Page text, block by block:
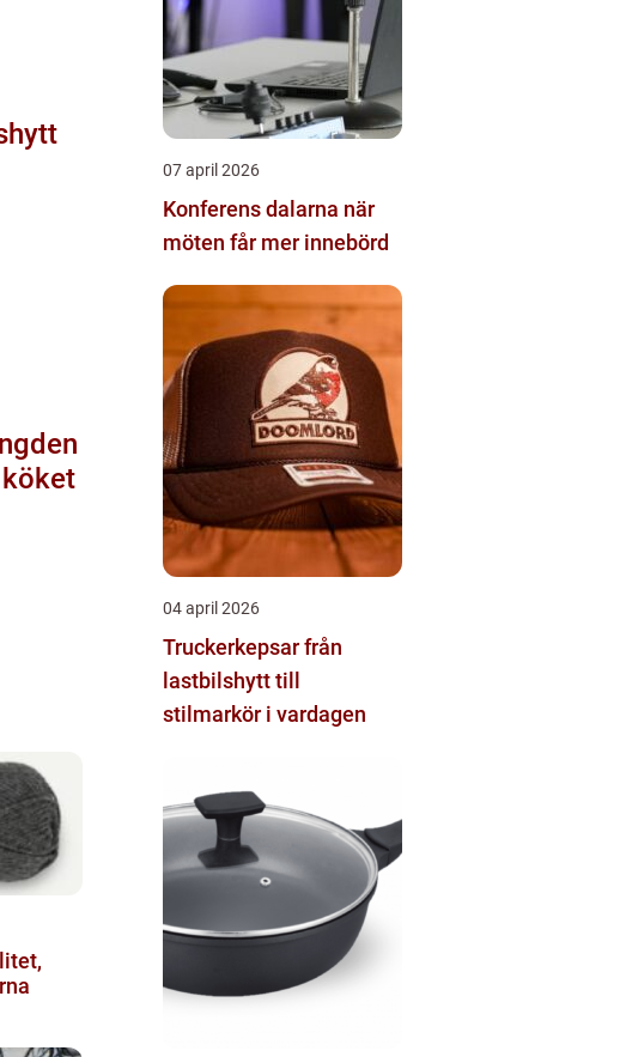
07 april 2026
Konferens dalarna när
möten får mer innebörd
04 april 2026
Truckerkepsar från
lastbilshytt till
stilmarkör i vardagen